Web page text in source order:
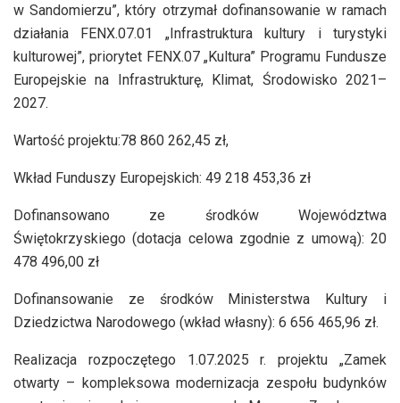
w Sandomierzu”, który otrzymał dofinansowanie w ramach
działania FENX.07.01 „Infrastruktura kultury i turystyki
kulturowej”, priorytet FENX.07 „Kultura” Programu Fundusze
Europejskie na Infrastrukturę, Klimat, Środowisko 2021–
2027.
Wartość projektu:78 860 262,45 zł,
Wkład Funduszy Europejskich: 49 218 453,36 zł
Dofinansowano ze środków Województwa
Świętokrzyskiego (dotacja celowa zgodnie z umową): 20
478 496,00 zł
Dofinansowanie ze środków Ministerstwa Kultury i
Dziedzictwa Narodowego (wkład własny): 6 656 465,96 zł.
Realizacja rozpoczętego 1.07.2025 r. projektu „Zamek
otwarty – kompleksowa modernizacja zespołu budynków